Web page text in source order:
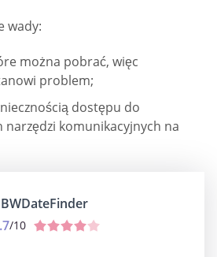
wady:
można pobrać, więc
problem;
dostępu do
narzędzi komunikacyjnych na
/10